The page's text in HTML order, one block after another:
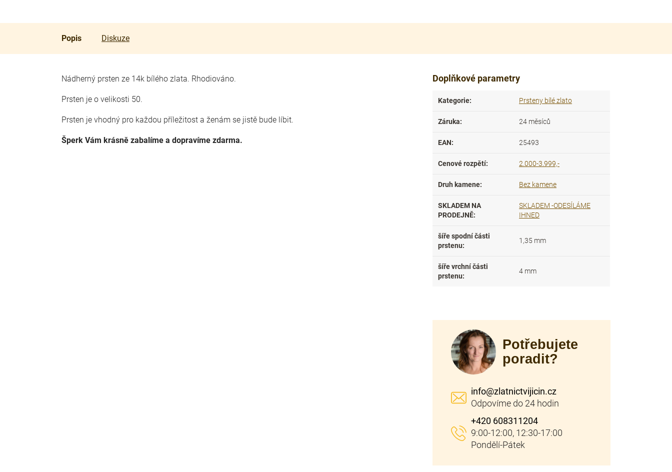
Popis Diskuze
Nádherný prsten ze 14k bílého zlata. Rhodiováno.
Prsten je o velikosti 50.
Prsten je vhodný pro každou příležitost a ženám se jistě bude líbit.
Šperk Vám krásně zabalíme a dopravíme zdarma.
Doplňkové parametry
Kategorie: Prsteny bílé zlato
Záruka: 24 měsíců
EAN: 25493
Cenové rozpětí: 2.000-3.999,-
Druh kamene: Bez kamene
SKLADEM NA
PRODEJNĚ:
SKLADEM -ODESÍLÁME
IHNED
šíře spodní části
prstenu:
1,35 mm
šíře vrchní části
prstenu:
4 mm
Potřebujete
poradit?
info@zlatnictvijicin.cz
+420 608311204